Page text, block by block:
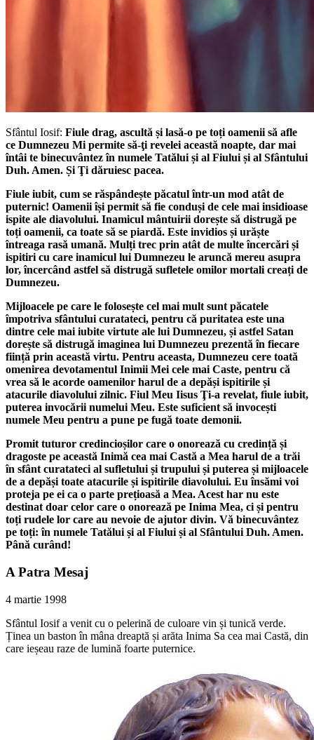
Sfântul Iosif: Fiule drag, ascultă și lasă-o pe toți oamenii să afle
ce Dumnezeu Mi permite să-ţi revelei această noapte, dar mai
întâi te binecuvântez în numele Tatălui și al Fiului și al Sfântului
Duh. Amen. Și Ţi dăruiesc pacea.
Fiule iubit, cum se răspândește păcatul într-un mod atât de
puternic! Oamenii își permit să fie conduși de cele mai insidioase
ispite ale diavolului. Inamicul mântuirii dorește să distrugă pe
toți oamenii, ca toate să se piardă. Este invidios și urăște
întreaga rasă umană. Mulți trec prin atât de multe încercări și
ispitiri cu care inamicul lui Dumnezeu le aruncă mereu asupra
lor, încercând astfel să distrugă sufletele omilor mortali creați de
Dumnezeu.
Mijloacele pe care le folosește cel mai mult sunt păcatele
împotriva sfântului curatateci, pentru că puritatea este una
dintre cele mai iubite virtute ale lui Dumnezeu, și astfel Satan
dorește să distrugă imaginea lui Dumnezeu prezentă în fiecare
ființă prin această virtu. Pentru aceasta, Dumnezeu cere toată
omenirea devotamentul Inimii Mei cele mai Caste, pentru că
vrea să le acorde oamenilor harul de a depăși ispitirile și
atacurile diavolului zilnic. Fiul Meu Iisus Ţi-a revelat, fiule iubit,
puterea invocării numelui Meu. Este suficient să invocești
numele Meu pentru a pune pe fugă toate demonii.
Promit tuturor credincioșilor care o onorează cu credință și
dragoste pe această Inimă cea mai Castă a Mea harul de a trăi
în sfânt curatateci al sufletului și trupului și puterea și mijloacele
de a depăși toate atacurile și ispitirile diavolului. Eu însămi voi
proteja pe ei ca o parte prețioasă a Mea. Acest har nu este
destinat doar celor care o onorează pe Inima Mea, ci și pentru
toți rudele lor care au nevoie de ajutor divin. Vă binecuvântez
pe toți: în numele Tatălui și al Fiului și al Sfântului Duh. Amen.
Până curând!
A Patra Mesaj
4 martie 1998
Sfântul Iosif a venit cu o pelerină de culoare vin și tunică verde.
Ținea un baston în mâna dreaptă și arăta Inima Sa cea mai Castă, din
care ieșeau raze de lumină foarte puternice.